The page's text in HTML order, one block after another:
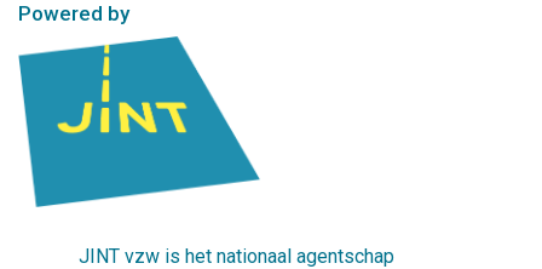
Powered by
JINT vzw is het nationaal agentschap